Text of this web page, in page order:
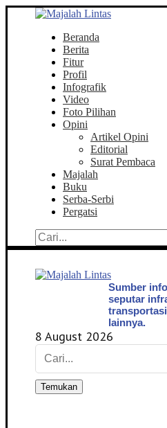
Beranda
Berita
Fitur
Profil
Infografik
Video
Foto Pilihan
Opini
Artikel Opini
Editorial
Surat Pembaca
Majalah
Buku
Serba-Serbi
Pergatsi
Sumber
seputar
lainnya.
8 August 2026
Temukan